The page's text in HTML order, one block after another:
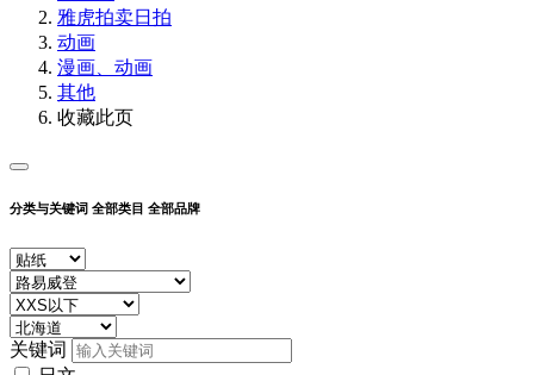
雅虎拍卖日拍
动画
漫画、动画
其他
收藏此页
分类与关键词 全部类目 全部品牌
关键词